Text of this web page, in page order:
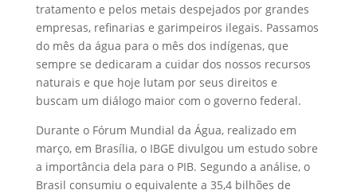
tratamento e pelos metais despejados por grandes
empresas, refinarias e garimpeiros ilegais. Passamos
do mês da água para o mês dos indígenas, que
sempre se dedicaram a cuidar dos nossos recursos
naturais e que hoje lutam por seus direitos e
buscam um diálogo maior com o governo federal.
Durante o Fórum Mundial da Água, realizado em
março, em Brasília, o IBGE divulgou um estudo sobre
a importância dela para o PIB. Segundo a análise, o
Brasil consumiu o equivalente a 35,4 bilhões de